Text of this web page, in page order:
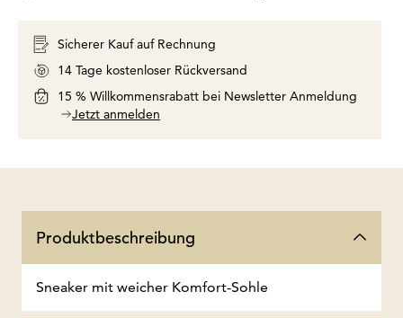
Sicherer Kauf auf Rechnung
14 Tage kostenloser Rückversand
15 % Willkommensrabatt bei Newsletter Anmeldung
Jetzt anmelden
Produktbeschreibung
Sneaker mit weicher Komfort-Sohle